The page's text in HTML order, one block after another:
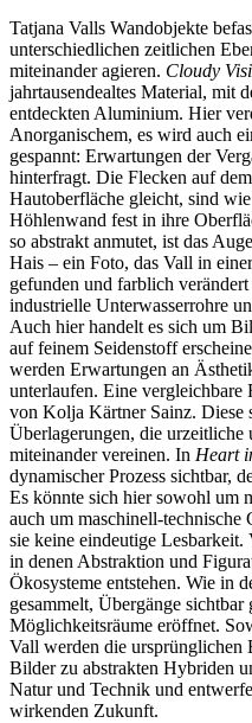
Tatjana Valls Wandobjekte
unterschiedlichen zeitlichen
miteinander agieren. Cloudy
jahrtausendealtes Material, mit
entdeckten Aluminium. Hier
Anorganischem, es wird auch
gespannt: Erwartungen der
hinterfragt. Die Flecken auf
Hautoberfläche gleicht, sind
Höhlenwand fest in ihre
so abstrakt anmutet, ist das
Hais – ein Foto, das Vall in
gefunden und farblich
industrielle Unterwasserrohre
Auch hier handelt es sich um
auf feinem Seidenstoff
werden Erwartungen an
unterlaufen. Eine vergleichbare
von Kolja Kärtner Sainz. Diese
Überlagerungen, die
miteinander vereinen. In Heart
dynamischer Prozess sichtbar,
Es könnte sich hier sowohl um
auch um maschinell-technische
sie keine eindeutige
in denen Abstraktion und
Ökosysteme entstehen. Wie in
gesammelt, Übergänge sichtbar
Möglichkeitsräume eröffnet.
Vall werden die ursprünglichen
Bilder zu abstrakten Hybriden
Natur und Technik und
wirkenden Zukunft.